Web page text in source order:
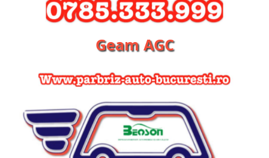
Geam AGC